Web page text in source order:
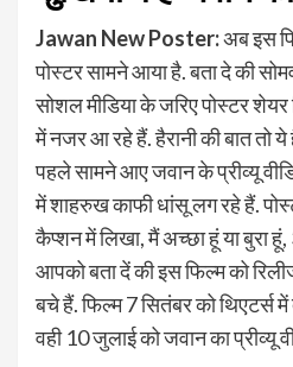
Jawan New Poster:अब इस
पोस्टर सामने आया है. बता दे की
सोशल मीडिया के जरिए पोस्टर
में नजर आ रहे हैं. हैरानी की बात
पहले सामने आए जवान के प्रीव्यू
में शाहरुख काफी धांसू लग रहे हैं.
कैप्शन में लिखा, मैं अच्छा हूं या बुरा हूं,
आपको बता दें की इस फिल्म को
बचे हैं. फिल्म 7 सितंबर को थिएटर्स
वही 10 जुलाई को जवान का प्रीव्यू